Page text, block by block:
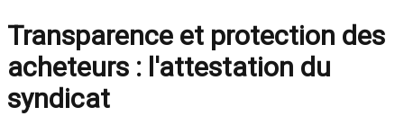
Transparence et protection des
acheteurs : l'attestation du
syndicat